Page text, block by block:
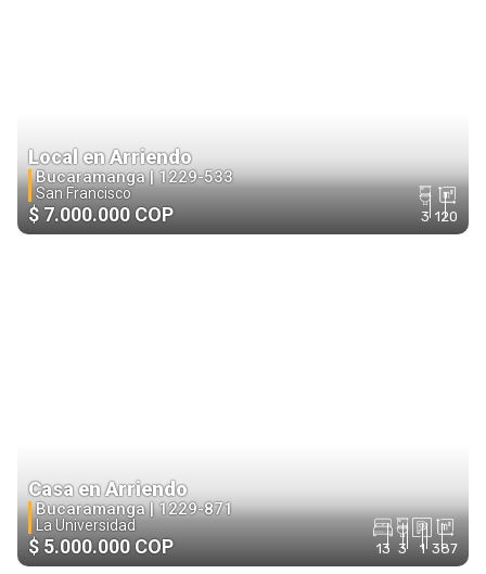
Local en Arriendo
Bucaramanga |1229-533
San Francisco
$ 7.000.000 COP 3 120
Casa en Arriendo
Bucaramanga |1229-871
La Universidad
$ 5.000.000 COP 13 3 1 387